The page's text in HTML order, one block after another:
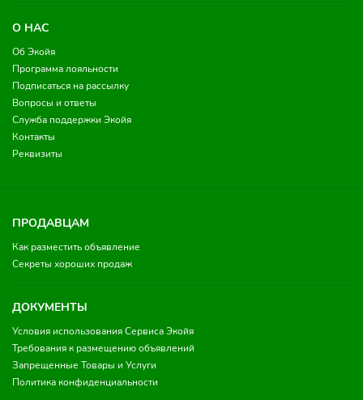
О НАС
Об Экойя
Программа лояльности
Подписаться на рассылку
Вопросы и ответы
Служба поддержки Экойя
Контакты
Реквизиты
ПРОДАВЦАМ
Как разместить объявление
Секреты хороших продаж
ДОКУМЕНТЫ
Условия использования Сервиса Экойя
Требования к размещению объявлений
Запрещенные Товары и Услуги
Политика конфиденциальности